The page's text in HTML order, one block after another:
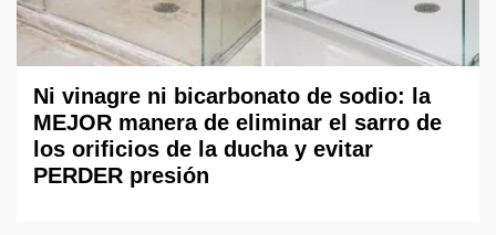
Ni vinagre ni bicarbonato de sodio: la
MEJOR manera de eliminar el sarro de
los orificios de la ducha y evitar
PERDER presión